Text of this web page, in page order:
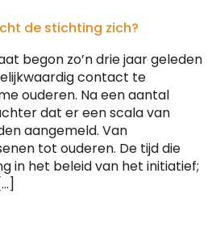
de stichting zich?
begon zo’n drie jaar geleden
contact te
ouderen. Na een aantal
dat er een scala van
aangemeld. Van
tot ouderen. De tijd die
in het beleid van het initiatief;